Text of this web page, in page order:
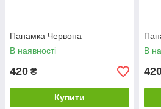
Панамка Червона
В наявності
420 ₴
Купити
В